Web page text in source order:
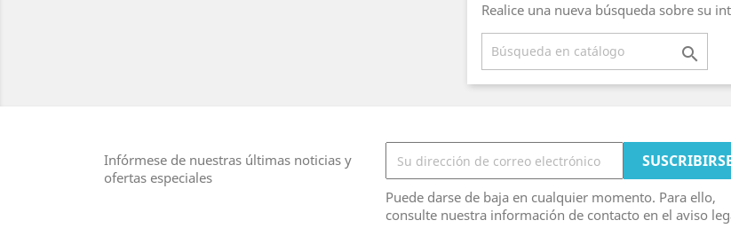
Realice una nueva búsqueda sobre su

Infórmese de nuestras últimas noticias y
ofertas especiales
Puede darse de baja en cualquier momento. Para ello,
consulte nuestra información de contacto en el aviso